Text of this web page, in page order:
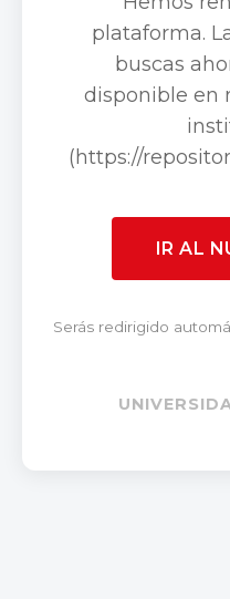
plataforma.
buscas
disponible en
(https://
IR AL
Serás redirigido